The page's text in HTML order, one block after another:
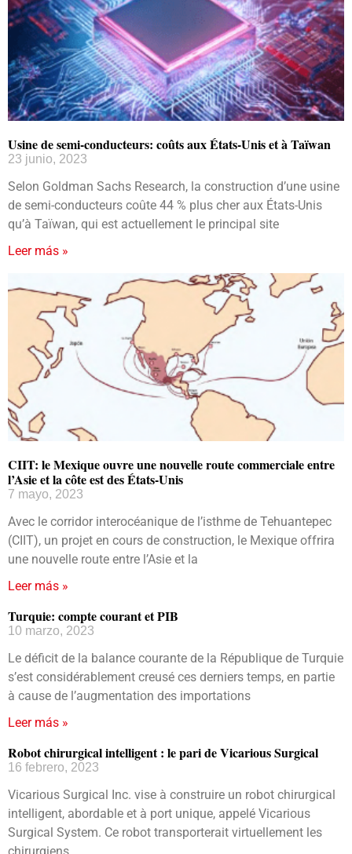
Usine de semi-conducteurs: coûts aux États-Unis et à Taïwan
23 junio, 2023
Selon Goldman Sachs Research, la construction d’une usine
de semi-conducteurs coûte 44 % plus cher aux États-Unis
qu’à Taïwan, qui est actuellement le principal site
Leer más »
CIIT: le Mexique ouvre une nouvelle route commerciale entre
l’Asie et la côte est des États-Unis
7 mayo, 2023
Avec le corridor interocéanique de l’isthme de Tehuantepec
(CIIT), un projet en cours de construction, le Mexique offrira
une nouvelle route entre l’Asie et la
Leer más »
Turquie: compte courant et PIB
10 marzo, 2023
Le déficit de la balance courante de la République de Turquie
s’est considérablement creusé ces derniers temps, en partie
à cause de l’augmentation des importations
Leer más »
Robot chirurgical intelligent : le pari de Vicarious Surgical
16 febrero, 2023
Vicarious Surgical Inc. vise à construire un robot chirurgical
intelligent, abordable et à port unique, appelé Vicarious
Surgical System. Ce robot transporterait virtuellement les